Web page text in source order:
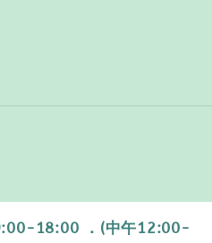
18:00 ．(中午12:00-